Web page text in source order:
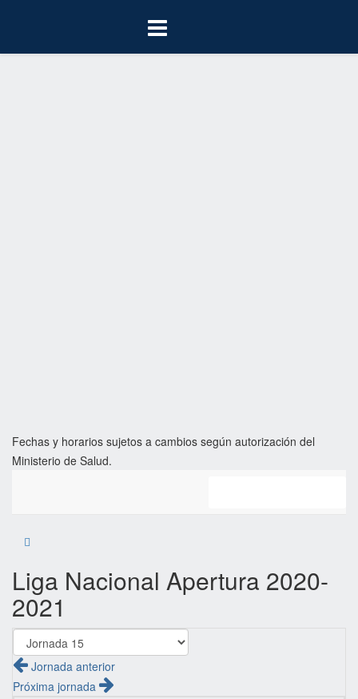
Fechas y horarios sujetos a cambios según autorización del
Ministerio de Salud.
Liga Nacional Apertura 2020-
2021
Jornada anterior
Próxima jornada